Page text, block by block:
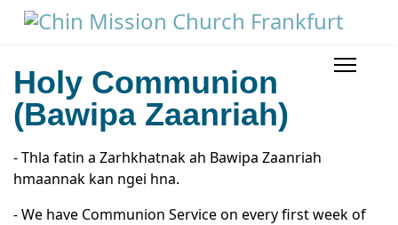
Holy Communion
(Bawipa Zaanriah)
- Thla fatin a Zarhkhatnak ah Bawipa Zaanriah
hmaannak kan ngei hna.
- We have Communion Service on every first week of